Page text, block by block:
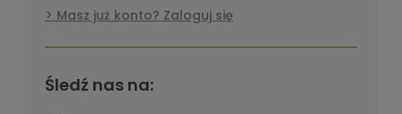
Masz już konto? Zaloguj się
Śledź nas na: